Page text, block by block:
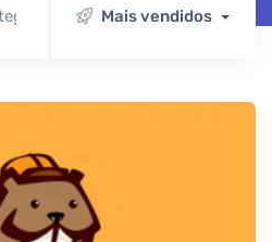
Mais vendidos